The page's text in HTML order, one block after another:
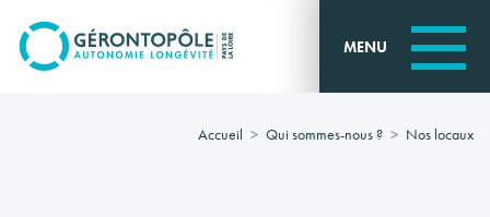
Go to
main
content MENU
Accueil Qui sommes-nous ? Nos locaux